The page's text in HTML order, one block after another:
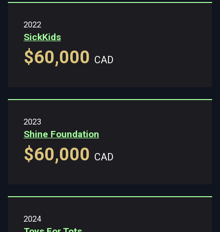
2022
SickKids
$60,000 CAD
2023
Shine Foundation
$60,000 CAD
2024